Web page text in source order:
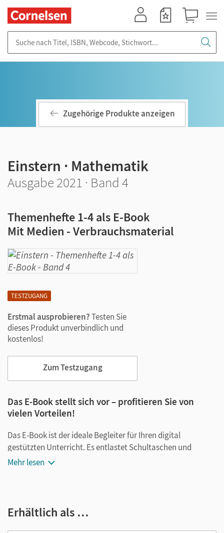
TESTZUGANG
Erstmal ausprobieren?Testen Sie
dieses Produkt unverbindlich und
kostenlos!
Zum Testzugang
Zugehörige Produkte anzeigen
Einstern · Mathematik
Ausgabe 2021 · Band 4
Themenhefte 1-4 als E-Book
Mit Medien - Verbrauchsmaterial
Das E-Book stellt sich vor – profitieren Sie von
vielen Vorteilen!
Das E-Book ist der ideale Begleiter für Ihren digital
gestützten Unterricht. Es entlastet Schultaschen und
Rucksäcke und ist jederzeit unkompliziert verfügbar.
Notizen erstellen
Markierungen setzen
Mehr lesen
Erhältlich als …